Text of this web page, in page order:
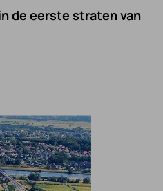
de eerste straten van